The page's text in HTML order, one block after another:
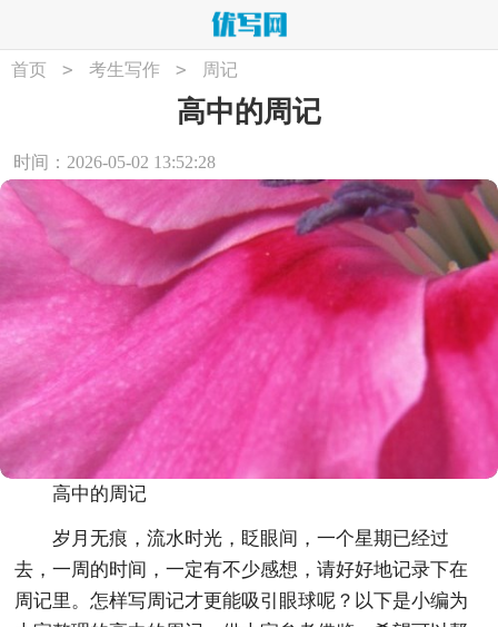
首页 > 考生写作 > 周记
高中的周记
时间：2026-05-02 13:52:28
高中的周记
岁月无痕，流水时光，眨眼间，一个星期已经过
去，一周的时间，一定有不少感想，请好好地记录下在
周记里。怎样写周记才更能吸引眼球呢？以下是小编为